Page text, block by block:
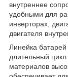
внутреннее
удобными для
инверторах,
двигателя
Линейка
длительный
материалов